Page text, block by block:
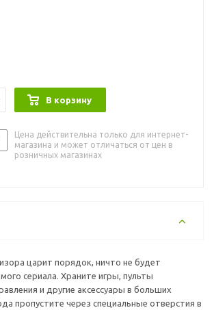
В корзину
Цена действительна только для интернет-
магазина и может отличаться от цен в
розничных магазинах
царит порядок, ничто не будет
сериала. Храните игры, пульты
и другие аксессуары в больших
пропустите через специальные отверстия в